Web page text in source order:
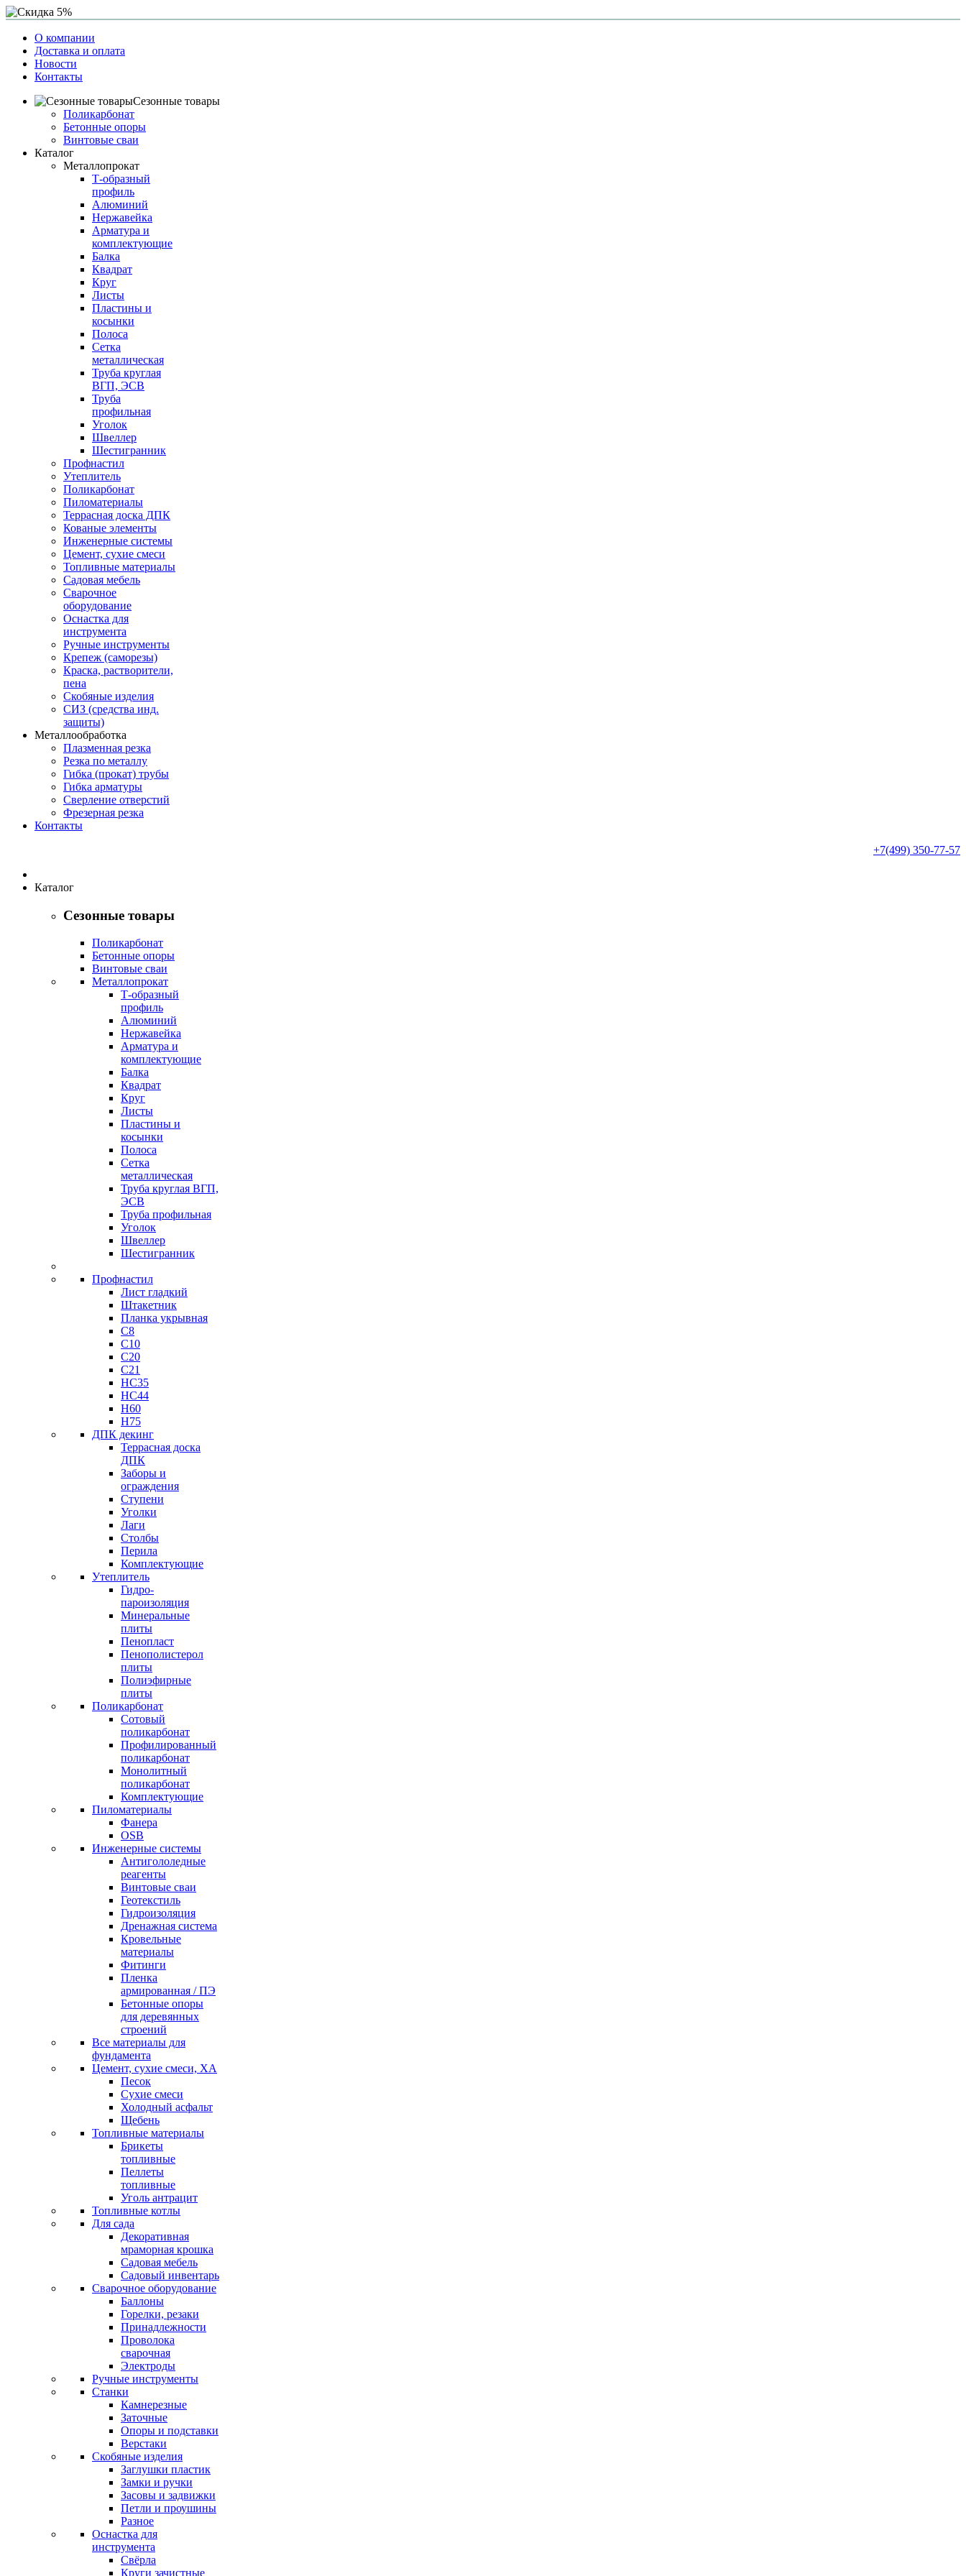
О компании
Доставка и оплата
Новости
Контакты
Сезонные товары
Поликарбонат
Бетонные опоры
Винтовые сваи
Каталог
Металлопрокат
Т-образный
профиль
Алюминий
Нержавейка
Арматура и
комплектующие
Балка
Квадрат
Круг
Листы
Пластины и
косынки
Полоса
Сетка
металлическая
Труба круглая
ВГП, ЭСВ
Труба
профильная
Уголок
Швеллер
Шестигранник
Профнастил
Утеплитель
Поликарбонат
Пиломатериалы
Террасная доска ДПК
Кованые элементы
Инженерные системы
Цемент, сухие смеси
Топливные материалы
Садовая мебель
Сварочное
оборудование
Оснастка для
инструмента
Ручные инструменты
Крепеж (саморезы)
Краска, растворители,
пена
Скобяные изделия
СИЗ (средства инд.
защиты)
Металлообработка
Плазменная резка
Резка по металлу
Гибка (прокат) трубы
Гибка арматуры
Сверление отверстий
Фрезерная резка
Контакты
+7(499) 350-77-57
Каталог
Сезонные товары
Поликарбонат
Бетонные опоры
Винтовые сваи
Металлопрокат
Т-образный
профиль
Алюминий
Нержавейка
Арматура и
комплектующие
Балка
Квадрат
Круг
Листы
Пластины и
косынки
Полоса
Сетка
металлическая
Труба круглая ВГП,
ЭСВ
Труба профильная
Уголок
Швеллер
Шестигранник
Профнастил
Лист гладкий
Штакетник
Планка укрывная
C8
C10
C20
C21
НС35
HC44
H60
H75
ДПК декинг
Террасная доска
ДПК
Заборы и
ограждения
Ступени
Уголки
Лаги
Столбы
Перила
Комплектующие
Утеплитель
Гидро-
пароизоляция
Минеральные
плиты
Пенопласт
Пенополистерол
плиты
Полиэфирные
плиты
Поликарбонат
Сотовый
поликарбонат
Профилированный
поликарбонат
Монолитный
поликарбонат
Комплектующие
Пиломатериалы
Фанера
OSB
Инженерные системы
Антигололедные
реагенты
Винтовые сваи
Геотекстиль
Гидроизоляция
Дренажная система
Кровельные
материалы
Фитинги
Пленка
армированная / ПЭ
Бетонные опоры
для деревянных
строений
Все материалы для
фундамента
Цемент, сухие смеси, ХА
Песок
Сухие смеси
Холодный асфальт
Щебень
Топливные материалы
Брикеты
топливные
Пеллеты
топливные
Уголь антрацит
Топливные котлы
Для сада
Декоративная
мраморная крошка
Садовая мебель
Садовый инвентарь
Сварочное оборудование
Баллоны
Горелки, резаки
Принадлежности
Проволока
сварочная
Электроды
Ручные инструменты
Станки
Камнерезные
Заточные
Опоры и подставки
Верстаки
Скобяные изделия
Заглушки пластик
Замки и ручки
Засовы и задвижки
Петли и проушины
Разное
Оснастка для
инструмента
Свёрла
Круги зачистные